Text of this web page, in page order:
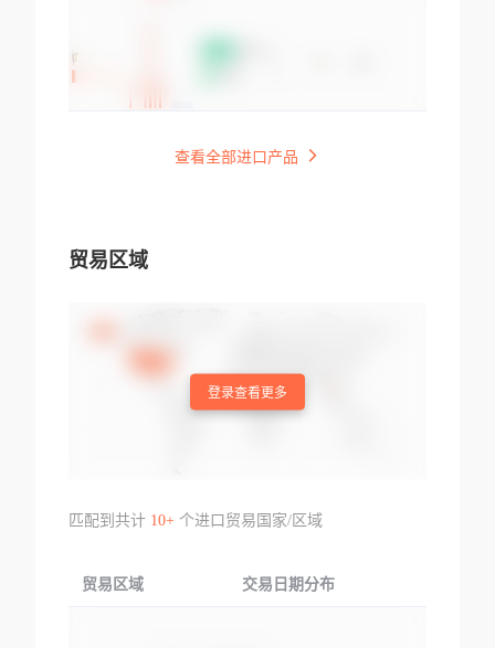
查看全部进口产品
贸易区域
登录查看更多
匹配到共计 10+个进口贸易国家/区域
贸易区域 交易日期分布